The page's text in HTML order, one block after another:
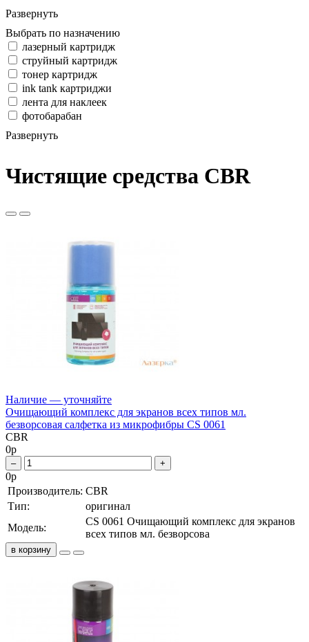
Развернуть
Выбрать по назначению
лазерный картридж
струйный картридж
тонер картридж
ink tank картриджи
лента для наклеек
фотобарабан
Развернуть
Чистящие средства CBR
Наличие — уточняйте
Очищающий комплекс для экранов всех типов мл.
безворсовая салфетка из микрофибры CS 0061
CBR
0р
– +
0р
Производитель: CBR
Тип:
оригинал
Модель:
CS 0061 Очищающий комплекс для экранов
всех типов мл. безворсова
в корзину